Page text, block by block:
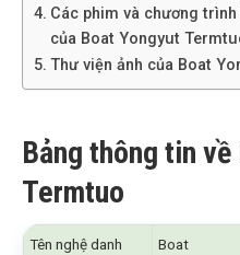
Các phim và chương
của Boat Yongyut
Thư viện ảnh của Boat
Bảng thông tin
Termtuo
Tên nghệ danh Boat